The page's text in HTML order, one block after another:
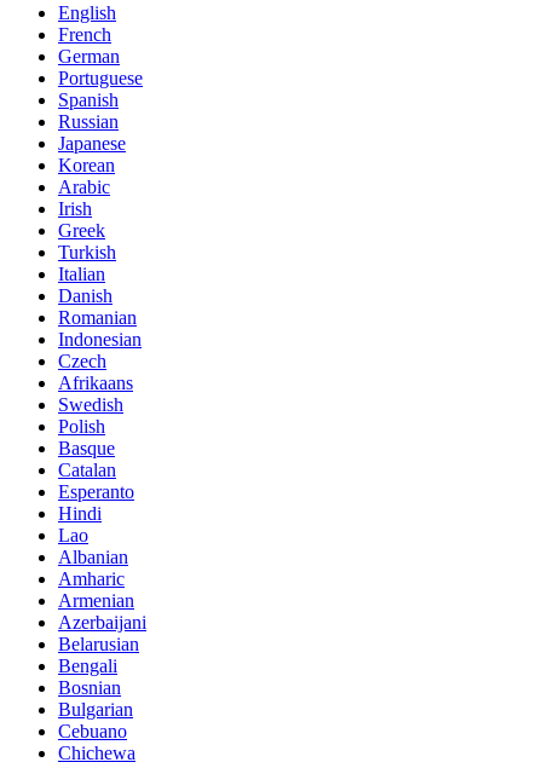
English
French
German
Portuguese
Spanish
Russian
Japanese
Korean
Arabic
Irish
Greek
Turkish
Italian
Danish
Romanian
Indonesian
Czech
Afrikaans
Swedish
Polish
Basque
Catalan
Esperanto
Hindi
Lao
Albanian
Amharic
Armenian
Azerbaijani
Belarusian
Bengali
Bosnian
Bulgarian
Cebuano
Chichewa